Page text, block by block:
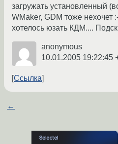
загружать установленный
WMaker, GDM тоже
хотелось юзать КДМ....
anonymous
10.01.2005 19:22:45
Ссылка
←